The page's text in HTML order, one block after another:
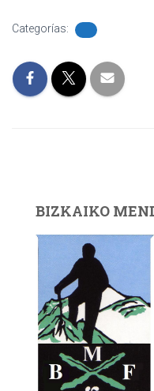
Categorías:
BIZKAIKO